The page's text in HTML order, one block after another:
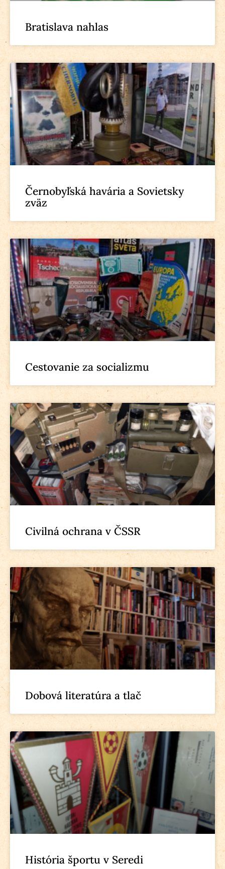
Bratislava nahlas
Černobyľská havária a Sovietsky
zväz
Cestovanie za socializmu
Civilná ochrana v ČSSR
Dobová literatúra a tlač
História športu v Seredi